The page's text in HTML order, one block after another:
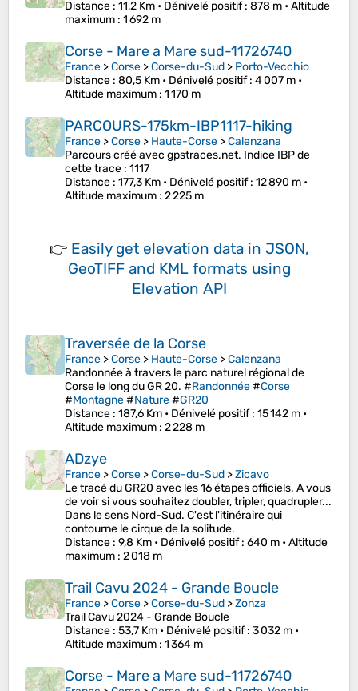
Distance : 11,2 Km • Dénivelé positif: 878 m •Altitude
maximum : 1 692 m
Corse - Mare a Mare sud-11726740
France >Corse >Corse-du-Sud > Porto-Vecchio
Distance : 80,5 Km • Dénivelé positif: 4 007 m •
Altitude maximum : 1 170 m
PARCOURS-175km-IBP1117-hiking
France >Corse > Haute-Corse >Calenzana
Parcours créé avec gpstraces.net. Indice IBP de
cette trace : 1117
Distance : 177,3 Km • Dénivelé positif: 12 890 m •
Altitude maximum : 2 225 m
👉 Easily get elevation data in JSON,
GeoTIFF and KML formats using
Elevation API
Traversée de la Corse
France >Corse > Haute-Corse >Calenzana
Randonnée à travers le parc naturel régional de
Corse le long du GR 20. #Randonnée#Corse
#Montagne#Nature#GR20
Distance : 187,6 Km • Dénivelé positif: 15 142 m •
Altitude maximum : 2 228 m
ADzye
France >Corse >Corse-du-Sud >Zicavo
Le tracé du GR20 avec les 16 étapes officiels. A vous
de voir si vous souhaitez doubler, tripler, quadrupler...
Dans le sens Nord-Sud. C'est l'itinéraire qui
contourne le cirque de la solitude.
Distance : 9,8 Km • Dénivelé positif: 640 m •Altitude
maximum : 2 018 m
Trail Cavu 2024 - Grande Boucle
France >Corse >Corse-du-Sud >Zonza
Trail Cavu 2024 - Grande Boucle
Distance : 53,7 Km • Dénivelé positif: 3 032 m •
Altitude maximum : 1 364 m
Corse - Mare a Mare sud-11726740